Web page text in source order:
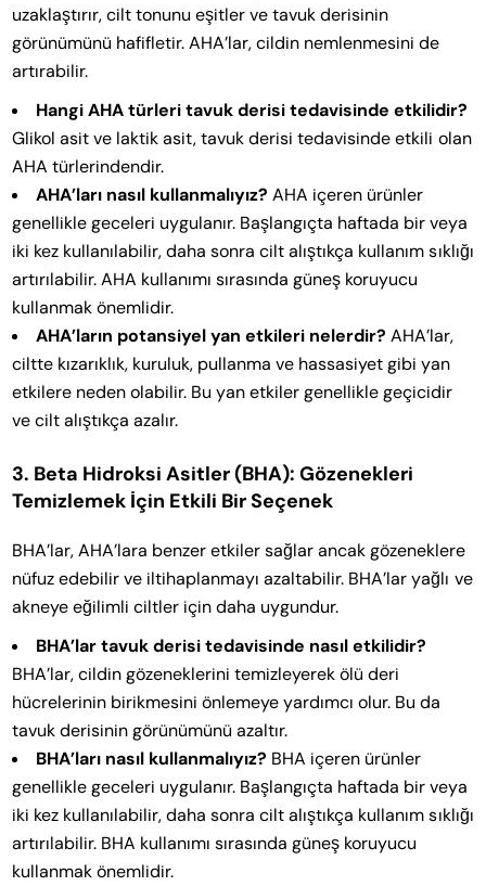
uzaklaştırır, cilt tonunu eşitler ve tavuk derisinin
görünümünü hafifletir. AHA’lar, cildin nemlenmesini de
artırabilir.
Hangi AHA türleri tavuk derisi tedavisinde etkilidir?
Glikol asit ve laktik asit, tavuk derisi tedavisinde etkili olan
AHA türlerindendir.
AHA’ları nasıl kullanmalıyız? AHA içeren ürünler
genellikle geceleri uygulanır. Başlangıçta haftada bir veya
iki kez kullanılabilir, daha sonra cilt alıştıkça kullanım sıklığı
artırılabilir. AHA kullanımı sırasında güneş koruyucu
kullanmak önemlidir.
AHA’ların potansiyel yan etkileri nelerdir? AHA’lar,
ciltte kızarıklık, kuruluk, pullanma ve hassasiyet gibi yan
etkilere neden olabilir. Bu yan etkiler genellikle geçicidir
ve cilt alıştıkça azalır.
3. Beta Hidroksi Asitler (BHA): Gözenekleri
Temizlemek İçin Etkili Bir Seçenek
BHA’lar, AHA’lara benzer etkiler sağlar ancak gözeneklere
nüfuz edebilir ve iltihaplanmayı azaltabilir. BHA’lar yağlı ve
akneye eğilimli ciltler için daha uygundur.
BHA’lar tavuk derisi tedavisinde nasıl etkilidir?
BHA’lar, cildin gözeneklerini temizleyerek ölü deri
hücrelerinin birikmesini önlemeye yardımcı olur. Bu da
tavuk derisinin görünümünü azaltır.
BHA’ları nasıl kullanmalıyız? BHA içeren ürünler
genellikle geceleri uygulanır. Başlangıçta haftada bir veya
iki kez kullanılabilir, daha sonra cilt alıştıkça kullanım sıklığı
artırılabilir. BHA kullanımı sırasında güneş koruyucu
kullanmak önemlidir.